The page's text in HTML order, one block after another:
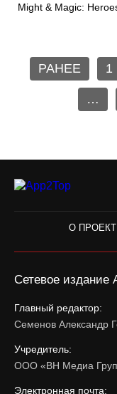
Might & Magic:
РАНЕЕ 1
…
О
Сетевое издание
Главный редактор:
Семенов Александр
Учредитель:
ООО «ВН Медиа
Электронная почта: